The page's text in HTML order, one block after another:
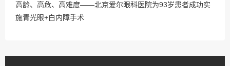
高龄、高危、高难度——北京爱尔眼科医院为93岁患者成功实
施青光眼+白内障手术